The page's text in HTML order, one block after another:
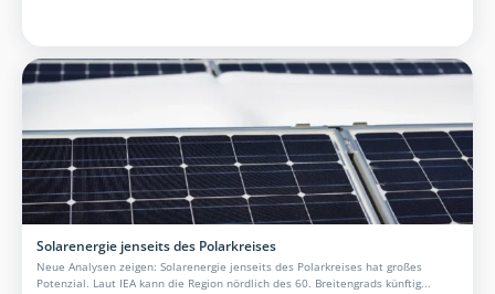
Solarenergie jenseits des Polarkreises
Neue Analysen zeigen: Solarenergie jenseits des Polarkreises hat großes
Potenzial. Laut IEA kann die Region nördlich des 60. Breitengrads künftig...